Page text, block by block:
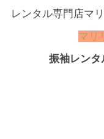
レンタル専門店マ
マリ
振袖レンタ